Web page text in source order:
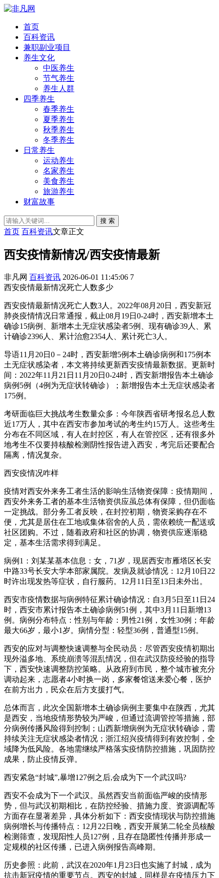
首页
百科资讯
兼职副业项目
养生文化
中医养生
节气养生
养生人群
四季养生
春季养生
夏季养生
秋季养生
冬季养生
日常养生
运动养生
名家养生
美食养生
旅游养生
财富故事
搜 索
首页 百科资讯文章正文
西安疫情新情况/西安疫情最新
非凡网 百科资讯 2026-06-01 11:45:06 7
西安疫情最新情况死亡人数多少
西安疫情最新情况死亡人数3人。2022年08月20日，西安新冠
肺炎疫情情况日常通报，截止08月19日0-24时，西安新增本土
确诊15病例、新增本土无症状感染者5例、现有确诊39人、累
计确诊2396人、累计治愈2354人、累计死亡3人。
导语11月20日0－24时，西安新增5例本土确诊病例和175例本
土无症状感染者，本文将持续更新西安疫情最新数据。更新时
间：2022年11月21日11月20日0-24时，西安新增报告本土确诊
病例5例（4例为无症状转确诊）；新增报告本土无症状感染者
175例。
考研面临巨大挑战考生数量众多：今年陕西省研考报名总人数
近17万人，其中在西安市参加考试的考生约15万人。这些考生
分布在不同区域，有人在封控区，有人在管控区，还有很多外
地考生不仅要持核酸检测阴性报告进入西安，考完后还要配合
隔离，情况复杂。
西安疫情况咋样
疫情对西安外来务工者生活的影响生活物资保障：疫情期间，
西安外来务工者的基本生活物资供应虽总体有保障，但仍面临
一定挑战。部分务工者反映，在封控初期，物资采购存在不
便，尤其是居住在工地或集体宿舍的人员，需依赖统一配送或
社区团购。不过，随着政府和社区的协调，物资供应逐渐稳
定，基本生活需求得到满足。
病例1：刘某某基本信息：女，71岁，现居西安市雁塔区长安
中路33号长安大学本部家属院。发病及就诊情况：12月10日22
时许出现发热等症状，自行服药。12月11日至13日未外出。
西安市疫情数据与病例特征累计确诊情况：自3月5日至11日24
时，西安市累计报告本土确诊病例51例，其中3月11日新增13
例。病例分布特点：性别与年龄：男性21例，女性30例；年龄
最大66岁，最小1岁。病情分型：轻型36例，普通型15例。
西安的应对与调整快速调整与全民动员：尽管西安疫情初期出
现外溢多地、系统崩溃等混乱情况，但在武汉防疫经验的指导
下，西安快速调整防控策略。从政府到市民，整个城市被充分
调动起来，志愿者4小时换一岗，多家餐馆送来爱心餐，医护
在前方出力，民众在后方支援打气。
总体而言，此次全国新增本土确诊病例主要集中在陕西，尤其
是西安，当地疫情形势较为严峻，但通过流调管控等措施，部
分病例传播风险得到控制；山西新增病例为无症状转确诊，需
持续关注无症状感染者情况；浙江绍兴疫情得到有效控制，全
域降为低风险。各地需继续严格落实疫情防控措施，巩固防控
成果，防止疫情反弹。
西安紧急“封城”,暴增127例之后,会成为下一个武汉吗?
西安不会成为下一个武汉。虽然西安当前面临严峻的疫情形
势，但与武汉初期相比，在防控经验、措施力度、资源调配等
方面存在显著差异，具体分析如下：西安疫情现状与防控措施
病例增长与传播特点：12月22日晚，西安开展第二轮全员核酸
检测筛查，发现阳性人员127例，且存在隐匿性传播并形成一
定规模的社区传播，已进入病例报告高峰期。
历史参照：此前，武汉在2020年1月23日也实施了封城，成为
抗击新冠疫情的重要节点。西安的封城，同样是在疫情压力下